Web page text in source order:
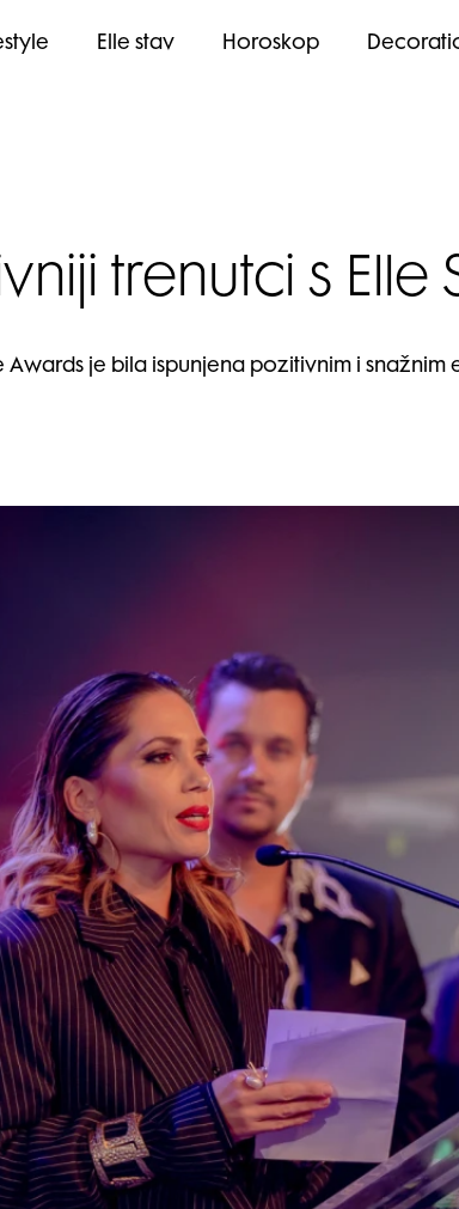
Elle stav Horoskop
trenutci s
je bila ispunjena pozitivnim i